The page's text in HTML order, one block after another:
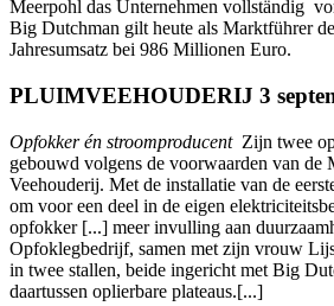
Meerpohl das Unternehmen vollständig
Big Dutchman gilt heute als Marktführer
Jahresumsatz bei 986 Millionen Euro.
PLUIMVEEHOUDERIJ 3
Opfokker én stroomproducentZijn twee
gebouwd volgens de voorwaarden van de
Veehouderij. Met de installatie van de
om voor een deel in de eigen
opfokker [...] meer invulling aan
Opfoklegbedrijf, samen met zijn vrouw
in twee stallen, beide ingericht met Big
daartussen oplierbare plateaus.[...]